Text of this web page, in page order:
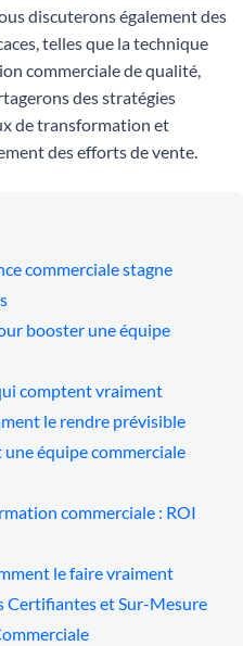
discuterons également des
telles que la technique
commerciale de qualité,
des stratégies
de transformation et
des efforts de vente.
commerciale stagne
booster une équipe
comptent vraiment
le rendre prévisible
équipe commerciale
commerciale : ROI
le faire vraiment
Certifiantes et Sur-Mesure